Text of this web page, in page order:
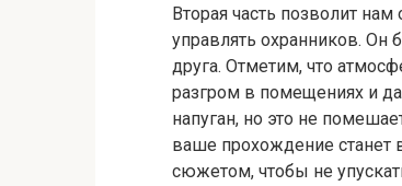
Вторая часть позволит
управлять охранников. Он
друга. Отметим, что
разгром в помещениях и
напуган, но это не
ваше прохождение станет
сюжетом, чтобы не